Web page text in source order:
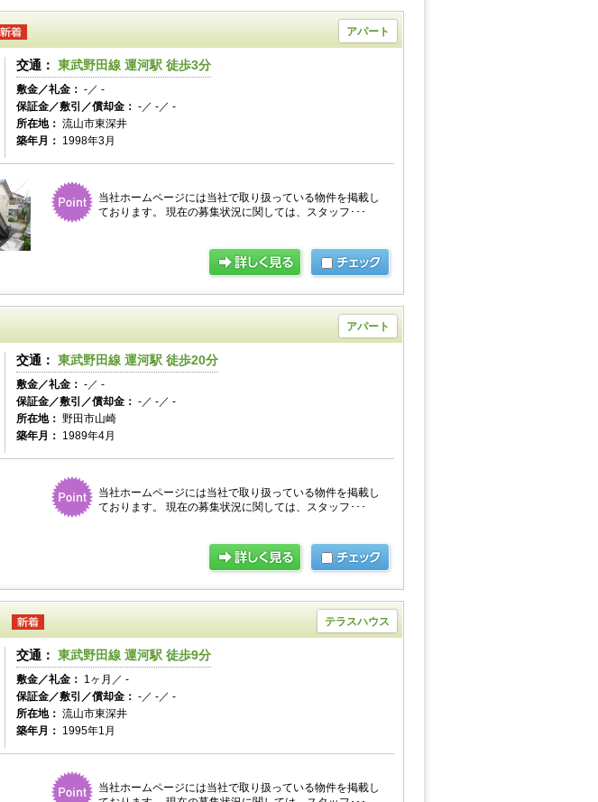
アパート
交通： 東武野田線 運河駅 徒歩3分
敷金／礼金： -／ -
保証金／敷引／償却金： -／ -／ -
所在地： 流山市東深井
築年月： 1998年3月
当社ホームページには当社で取り扱っている物件を掲載し
ております。 現在の募集状況に関しては、スタッフ･･･
アパート
交通： 東武野田線 運河駅 徒歩20分
敷金／礼金： -／ -
保証金／敷引／償却金： -／ -／ -
所在地： 野田市山崎
築年月： 1989年4月
当社ホームページには当社で取り扱っている物件を掲載し
ております。 現在の募集状況に関しては、スタッフ･･･
テラスハウス
交通： 東武野田線 運河駅 徒歩9分
敷金／礼金： 1ヶ月／ -
保証金／敷引／償却金： -／ -／ -
所在地： 流山市東深井
築年月： 1995年1月
当社ホームページには当社で取り扱っている物件を掲載し